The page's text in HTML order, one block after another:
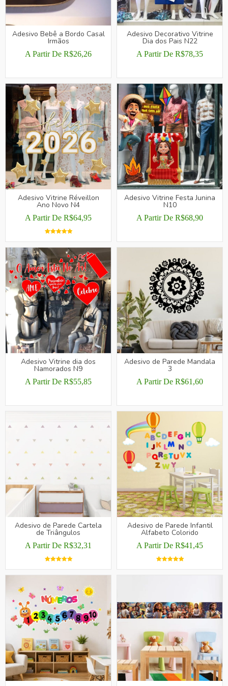
ESCOLHIDAS
PÁGINA
DO
PRODUTO
ESCOLHIDAS
NA
PÁGINA
DO
PRODUTO
Adesivo Bebê a Bordo Casal
Irmãos
A Partir De R$26,26
TEM
VÁRIAS
VARIANTES.
AS
OPÇÕES
PODEM
SER
ESCOLHIDAS
NA
PÁGINA
DO
PRODUTO
Adesivo Decorativo Vitrine
Dia dos Pais N22
A Partir De R$78,35
TEM
VÁRIAS
VARIANTES.
AS
OPÇÕES
PODEM
SER
ESCOLHIDAS
NA
PÁGINA
DO
PRODUTO
Adesivo Vitrine Réveillon
Ano Novo N4
A Partir De R$64,95
ESTE
PRODUTO
TEM
VÁRIAS
VARIANTES.
AS
OPÇÕES
PODEM
SER
ESCOLHIDAS
NA
PÁGINA
PRODUTO
Adesivo Vitrine Festa Junina
N10
A Partir De R$68,90
TEM
VÁRIAS
VARIANTES.
AS
OPÇÕES
PODEM
SER
ESCOLHIDAS
NA
PÁGINA
DO
PRODUTO
Adesivo Vitrine dia dos
Namorados N9
A Partir De R$55,85
VARIANTES.
AS
OPÇÕES
PODEM
SER
ESCOLHIDAS
NA
PÁGINA
DO
PRODUTO
Adesivo de Parede Mandala
3
A Partir De R$61,60
VÁRIAS
VARIANTES.
AS
OPÇÕES
PODEM
SER
ESCOLHIDAS
NA
PÁGINA
DO
PRODUTO
Adesivo de Parede Cartela
de Triângulos
A Partir De R$32,31
ESTE
TEM
VÁRIAS
VARIANTES.
AS
OPÇÕES
PODEM
SER
ESCOLHIDAS
NA
Adesivo de Parede Infantil
Alfabeto Colorido
A Partir De R$41,45
ESTE
VÁRIAS
VARIANTES.
OPÇÕES
PODEM
SER
ESCOLHIDAS
NA